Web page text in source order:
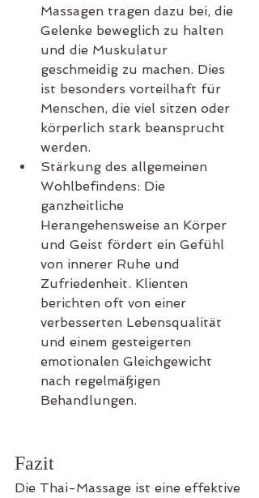
Massagen tragen dazu bei, die
Gelenke beweglich zu halten
und die Muskulatur
geschmeidig zu machen. Dies
ist besonders vorteilhaft für
Menschen, die viel sitzen oder
körperlich stark beansprucht
werden.
Stärkung des allgemeinen
Wohlbefindens: Die
ganzheitliche
Herangehensweise an Körper
und Geist fördert ein Gefühl
von innerer Ruhe und
Zufriedenheit. Klienten
berichten oft von einer
verbesserten Lebensqualität
und einem gesteigerten
emotionalen Gleichgewicht
nach regelmäßigen
Behandlungen.
Fazit
Die Thai-Massage ist eine effektive